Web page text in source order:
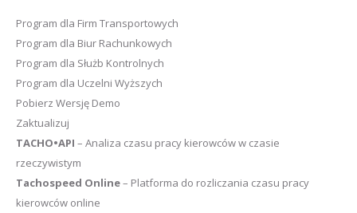
Program dla Firm Transportowych
Program dla Biur Rachunkowych
Program dla Służb Kontrolnych
Program dla Uczelni Wyższych
Pobierz Wersję Demo
Zaktualizuj
TACHO•API – Analiza czasu pracy kierowców w czasie
rzeczywistym
Tachospeed Online– Platforma do rozliczania czasu pracy
kierowców online